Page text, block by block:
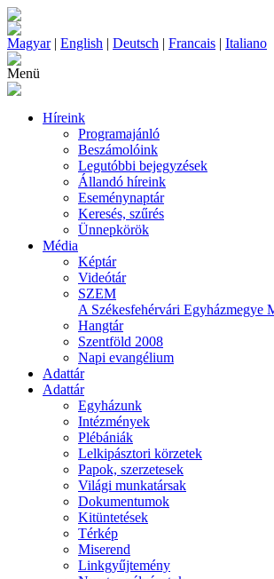
Magyar| English | Deutsch | Francais | Italiano
Menü
Híreink
Programajánló
Beszámolóink
Legutóbbi bejegyzések
Állandó híreink
Eseménynaptár
Keresés, szűrés
Ünnepkörök
Média
Képtár
Videótár
SZEM
A Székesfehérvári Egyházmegye
Hangtár
Szentföld 2008
Napi evangélium
Adattár
Adattár
Egyházunk
Intézmények
Plébániák
Lelkipásztori körzetek
Papok, szerzetesek
Világi munkatársak
Dokumentumok
Kitüntetések
Térkép
Miserend
Linkgyűjtemény